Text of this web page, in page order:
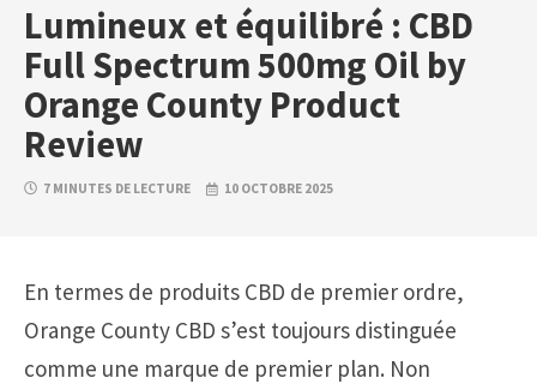
Lumineux et équilibré : CBD
Full Spectrum 500mg Oil by
Orange County Product
Review
7 MINUTES DE LECTURE 10 OCTOBRE 2025
En termes de produits CBD de premier ordre,
Orange County CBD s’est toujours distinguée
comme une marque de premier plan. Non